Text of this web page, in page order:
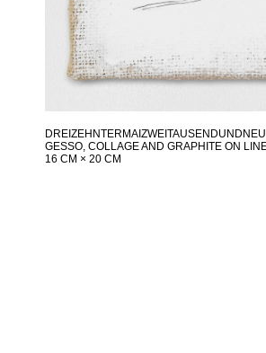
GESSO, COLLAGE AND GRAPHITE ON
16 CM × 20 CM